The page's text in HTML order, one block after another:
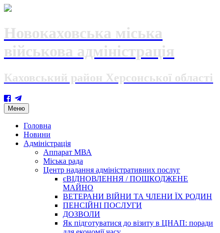
Новокаховська міська
військова адміністрація
Каховський район Херсонської області
Меню Skip
to
content
Головна
Новини
Адміністрація
Аппарат МВА
Міська рада
Центр надання адміністративних послуг
єВІДНОВЛЕННЯ / ПОШКОДЖЕНЕ
МАЙНО
ВЕТЕРАНИ ВІЙНИ ТА ЧЛЕНИ ЇХ РОДИН
ПЕНСІЙНІ ПОСЛУГИ
ДОЗВОЛИ
Як підготуватися до візиту в ЦНАП: поради